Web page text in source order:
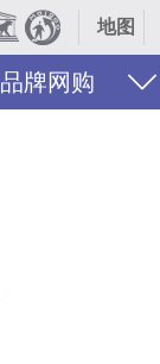
地图
品牌网购